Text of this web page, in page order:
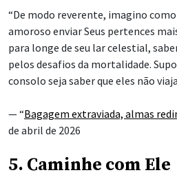
“De modo reverente, imagino
amoroso enviar Seus pertences
para longe de seu lar celestial,
pelos desafios da mortalidade.
consolo seja saber que eles não
— “Bagagem extraviada, almas
de abril de 2026
5. Caminhe com Ele